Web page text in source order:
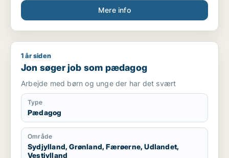
Kørekort kategori B
Mødestabil
Ansvarsbevidst
Hurtig til at lære nye arbejdsopgaver
Trives med fysisk arbejde
Kan arbejde selvstændigt og i teams
Sprog
Dansk – flydende
Engelsk – grundlæggende/godt niveau
Mere info
Jon søger job som pædagog
1 år siden
Jon søger job som pædagog
Arbejde med børn og unge der har det svært
Type
Pædagog
Område
Sydjylland, Grønland, Færøerne, Udlandet,
Vestjylland